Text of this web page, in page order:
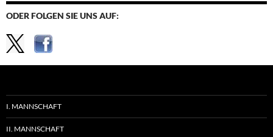
ODER FOLGEN SIE UNS AUF:
I. MANNSCHAFT
II. MANNSCHAFT